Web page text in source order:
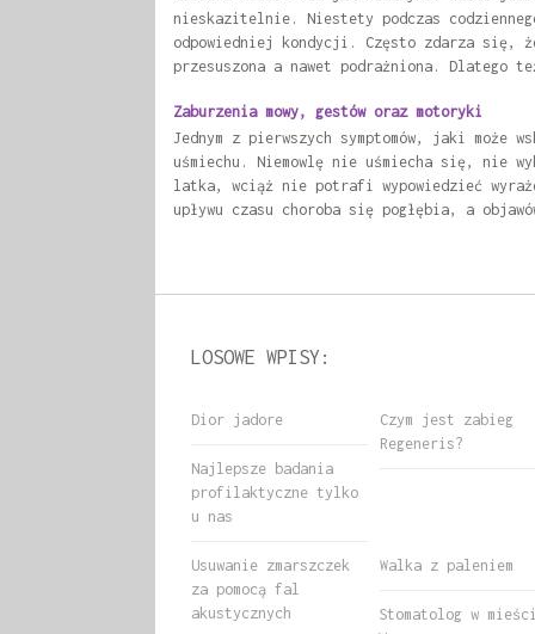
nieskazitelnie. Niestety podczas
odpowiedniej kondycji. Często zdarza się,
przesuszona a nawet podrażniona. Dlatego
Zaburzenia mowy, gestów oraz motoryki
Jednym z pierwszych symptomów, jaki może
uśmiechu. Niemowlę nie uśmiecha się, nie
latka, wciąż nie potrafi wypowiedzieć
upływu czasu choroba się pogłębia, a
LOSOWE WPISY:
Czym jest zabieg
Regeneris?
Dior jadore
Najlepsze badania
profilaktyczne tylko
u nas
Usuwanie zmarszczek
za pomocą fal
akustycznych
Walka z paleniem
Stomatolog w